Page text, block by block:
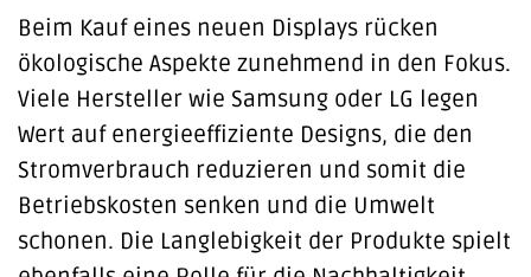
Beim Kauf eines neuen Displays rücken
ökologische Aspekte zunehmend in den Fokus.
Viele Hersteller wie Samsung oder LG legen
Wert auf energieeffiziente Designs, die den
Stromverbrauch reduzieren und somit die
Betriebskosten senken und die Umwelt
schonen. Die Langlebigkeit der Produkte spielt